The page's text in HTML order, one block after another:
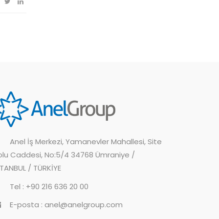
Anel İş Merkezi, Yamanevler Mahallesi, Site
Caddesi, No:5/4 34768 Ümraniye /
/ TÜRKİYE
Tel : +90 216 636 20 00
E-posta : anel@anelgroup.com